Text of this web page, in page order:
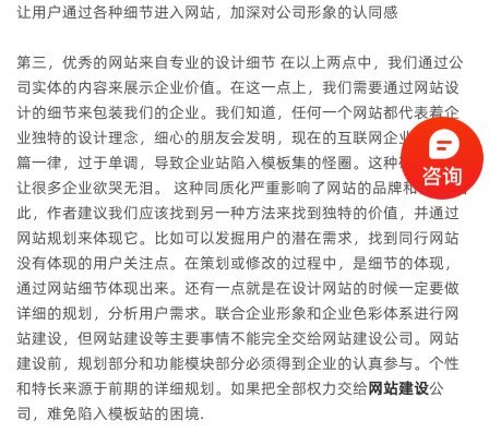
让用户通过各种细节进入网站，加深对公司形象的认同感
第三，优秀的网站来自专业的设计细节 在以上两点中，我们通过公
司实体的内容来展示企业价值。在这一点上，我们需要通过网站设
计的细节来包装我们的企业。我们知道，任何一个网站都代表着企
业独特的设计理念，细心的朋友会发明，现在的互联网企业网站千
篇一律，过于单调，导致企业站陷入模板集的怪圈。这种碰撞现象
让很多企业欲哭无泪。 这种同质化严重影响了网站的品牌和价值 因
此，作者建议我们应该找到另一种方法来找到独特的价值，并通过
网站规划来体现它。比如可以发掘用户的潜在需求，找到同行网站
没有体现的用户关注点。在策划或修改的过程中，是细节的体现，
通过网站细节体现出来。还有一点就是在设计网站的时候一定要做
详细的规划，分析用户需求。联合企业形象和企业色彩体系进行网
站建设，但网站建设等主要事情不能完全交给网站建设公司。网站
建设前，规划部分和功能模块部分必须得到企业的认真参与。个性
和特长来源于前期的详细规划。如果把全部权力交给网站建设公
司，难免陷入模板站的困境.